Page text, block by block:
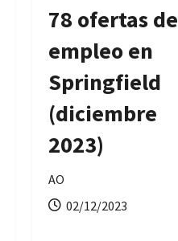
78 ofertas de
empleo en
Springfield
(diciembre
2023)
AO
02/12/2023